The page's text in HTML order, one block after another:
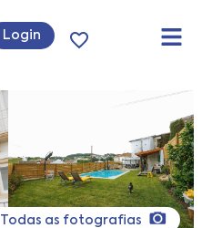
Login
Todas as fotografias